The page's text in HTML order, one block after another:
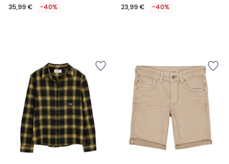
35,99 € -40% 23,99 € -40%